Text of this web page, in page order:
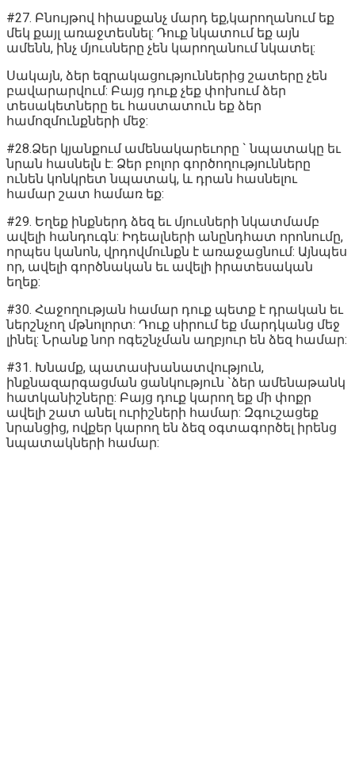
#27. Բնույթով հիասքանչ մարդ եք,կարողանում եք
մեկ քայլ առաջտեսնել: Դուք նկատում եք այն
ամենն, ինչ մյուսները չեն կարողանում նկատել:
Սակայն, ձեր եզրակացություններից շատերը չեն
բավարարվում: Բայց դուք չեք փոխում ձեր
տեսակետները եւ հաստատուն եք ձեր
համոզմունքների մեջ:
#28.Ձեր կյանքում ամենակարեւորը ` նպատակը եւ
նրան հասնելն է: Ձեր բոլոր գործողությունները
ունեն կոնկրետ նպատակ, և դրան հասնելու
համար շատ համառ եք:
#29. Եղեք ինքներդ ձեզ եւ մյուսների նկատմամբ
ավելի հանդուգն: Իդեալների անընդհատ որոնումը,
որպես կանոն, վրդովմունքն է առաջացնում: Այնպես
որ, ավելի գործնական եւ ավելի իրատեսական
եղեք:
#30. Հաջողության համար դուք պետք է դրական եւ
ներշնչող մթնոլորտ: Դուք սիրում եք մարդկանց մեջ
լինել: Նրանք նոր ոգեշնչման աղբյուր են ձեզ համար:
#31. Խնամք, պատասխանատվություն,
ինքնազարգացման ցանկություն `ձեր ամենաթանկ
հատկանիշները: Բայց դուք կարող եք մի փոքր
ավելի շատ անել ուրիշների համար: Զգուշացեք
նրանցից, ովքեր կարող են ձեզ օգտագործել իրենց
նպատակների համար: